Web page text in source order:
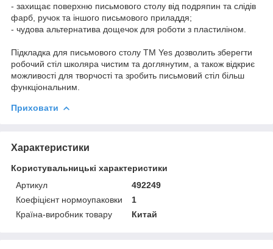
- захищає поверхню письмового столу від подряпин та слідів
фарб, ручок та іншого письмового приладдя;
- чудова альтернатива дощечок для роботи з пластиліном.
Підкладка для письмового столу ТМ Yes дозволить зберегти
робочий стіл школяра чистим та доглянутим, а також відкриє
можливості для творчості та зробить письмовий стіл більш
функціональним.
Приховати
Характеристики
Користувальницькі характеристики
Артикул
492249
Коефіцієнт нормоупаковки
1
Країна-виробник товару
Китай